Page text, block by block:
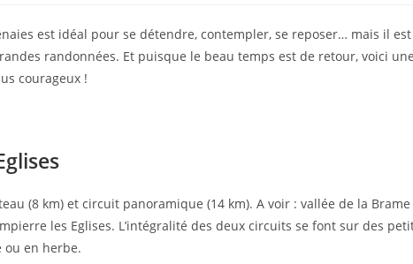
est idéal pour se détendre, contempler, se reposer… mais il
randonnées. Et puisque le beau temps est de retour, voici
courageux !
(8 km) et circuit panoramique (14 km). A voir : vallée de la
les Eglises. L’intégralité des deux circuits se font sur des
ou en herbe.